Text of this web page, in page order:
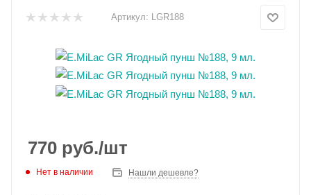
Артикул: LGR188
770 руб./шт
Нет в наличии Нашли дешевле?